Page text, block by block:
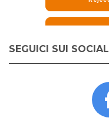
SEGUICI SUI SOCIAL